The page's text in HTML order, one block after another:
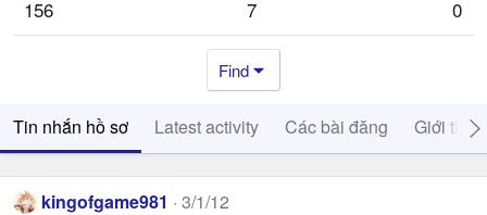
156 7 0
Find
Tin nhắn hồ sơ Latest activity Các bài đăng Giới thiệu
kingofgame981 3/1/12